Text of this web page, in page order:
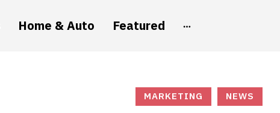
Home & Auto Featured
MARKETING NEWS